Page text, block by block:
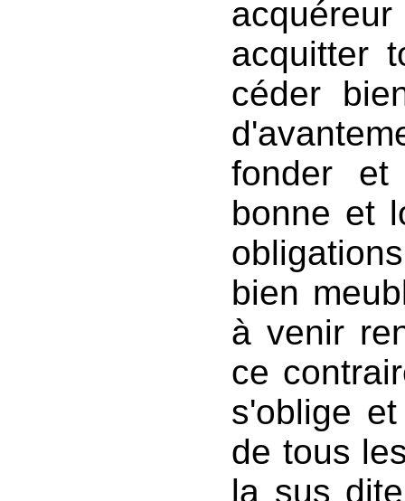
acquitter
céder
fonder
bonne et
bien
à venir
ce
s'oblige
de tous
la sus